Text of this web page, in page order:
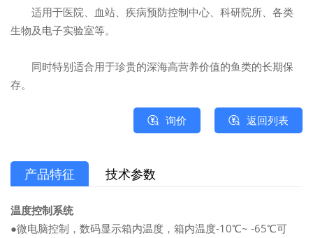
适用于医院、血站、疾病预防控制中心、科研院所、各类
生物及电子实验室等。
同时特别适合用于珍贵的深海高营养价值的鱼类的长期保
存。
返回列表
询价
产品特征 技术参数
温度控制系统
●微电脑控制，数码显示箱内温度，箱内温度-10℃~ -65℃可